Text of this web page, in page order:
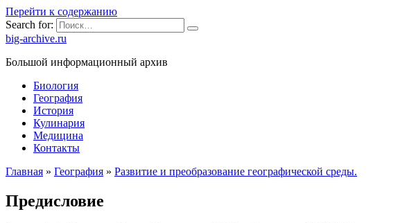
Перейти к содержанию
Search for:
big-archive.ru
Большой информационный архив
Биология
География
История
Кулинария
Медицина
Контакты
Главная » География » Развитие и преобразование географической среды.
Предисловие